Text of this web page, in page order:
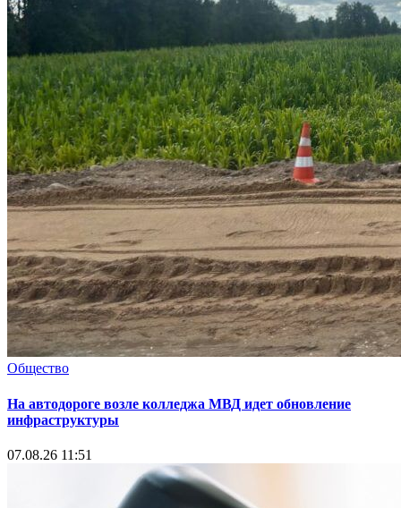
Общество
На автодороге возле колледжа МВД идет обновление
инфраструктуры
07.08.26 11:51